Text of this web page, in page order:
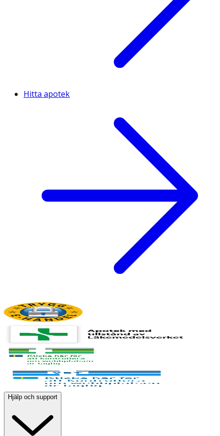
Hitta apotek
Hjälp och support